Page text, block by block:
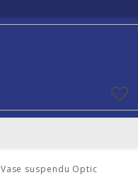
Vase suspendu Optic